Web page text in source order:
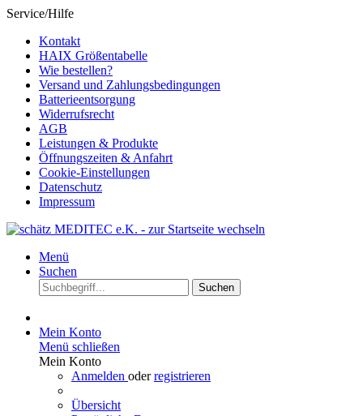
Service/Hilfe
Kontakt
HAIX Größentabelle
Wie bestellen?
Versand und Zahlungsbedingungen
Batterieentsorgung
Widerrufsrecht
AGB
Leistungen & Produkte
Öffnungszeiten & Anfahrt
Cookie-Einstellungen
Datenschutz
Impressum
Menü
Suchen
Suchen
Mein Konto
Menü schließen
Mein Konto
Anmelden oderregistrieren
Übersicht